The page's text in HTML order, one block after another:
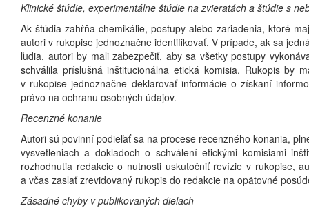
Klinické štúdie, experimentálne štúdie na zvieratách a štúdie s
Ak štúdia zahŕňa chemikálie, postupy alebo zariadenia, ktoré
autori v rukopise jednoznačne identifikovať. V prípade, ak sa
ľudia, autori by mali zabezpečiť, aby sa všetky postupy
schválila príslušná inštitucionálna etická komisia. Rukopis by
v rukopise jednoznačne deklarovať informácie o získaní
právo na ochranu osobných údajov.
Recenzné konanie
Autori sú povinní podieľať sa na procese recenzného konania,
vysvetleniach a dokladoch o schválení etickými komisiami
rozhodnutia redakcie o nutnosti uskutočniť revízie v rukopise,
a včas zaslať zrevidovaný rukopis do redakcie na opätovné
Zásadné chyby v publikovaných dielach